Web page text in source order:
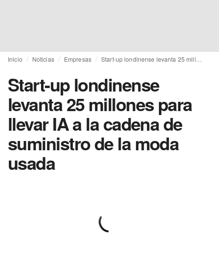
Inicio Noticias Empresas
Start-up londinense
levanta 25 millones para
llevar IA a la cadena de
suministro de la moda
usada